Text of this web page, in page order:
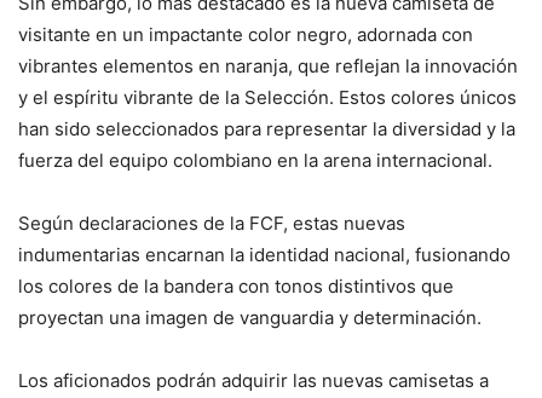
visitante en un impactante color negro, adornada con
vibrantes elementos en naranja, que reflejan la innovación
y el espíritu vibrante de la Selección. Estos colores únicos
han sido seleccionados para representar la diversidad y la
fuerza del equipo colombiano en la arena internacional.
Según declaraciones de la FCF, estas nuevas
indumentarias encarnan la identidad nacional, fusionando
los colores de la bandera con tonos distintivos que
proyectan una imagen de vanguardia y determinación.
Los aficionados podrán adquirir las nuevas camisetas a